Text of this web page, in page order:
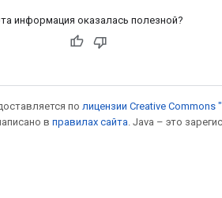
информация оказалась полезной?
по лицензии Creative Commons
в правилах сайта . Java – это